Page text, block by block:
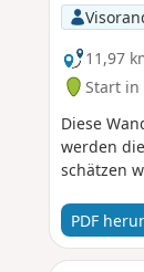
11,97
Start in
Diese
werden
schätzen
PDF